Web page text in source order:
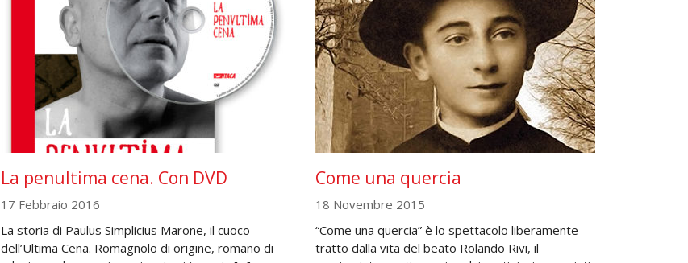
La penultima cena. Con DVD
17 Febbraio 2016
La storia di Paulus Simplicius Marone, il cuoco
dell’Ultima Cena. Romagnolo di origine, romano di
Come una quercia
18 Novembre 2015
“Come una quercia” è lo spettacolo liberamente
tratto dalla vita del beato Rolando Rivi, il